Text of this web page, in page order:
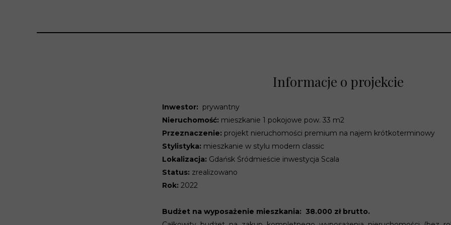
Informacje o projekcie
Inwestor: prywantny
Nieruchomość: mieszkanie 1 pokojowe pow. 33 m2
Przeznaczenie: projekt nieruchomości premium na najem krótkoterminowy
Stylistyka: mieszkanie w stylu modern classic
Lokalizacja: Gdańsk Śródmieście inwestycja Scala
Status: zrealizowano
Rok: 2022
Budżet na wyposażenie mieszkania: 38.000 zł brutto.